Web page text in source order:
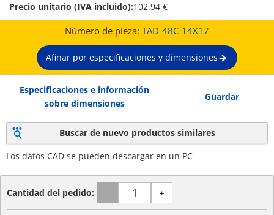
Precio unitario (IVA incluido):102.94 €
Número de pieza: TAD-48C-14X17
Afinar por especificaciones y dimensiones
Especificaciones e información
sobre dimensiones
Guardar
Buscar de nuevo productos similares
Los datos CAD se pueden descargar en un PC
Cantidad del pedido: - +